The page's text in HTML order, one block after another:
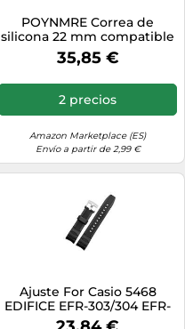
POYNMRE Correa de
silicona 22 mm compatible
con Casio Edifice EFR-303
EFR-304, resistente al agua
hombre(1white-Silver)
35,85 €
2 precios
Amazon Marketplace (ES)
Envío a partir de 2,99 €
Ajuste For Casio 5468
EDIFICE EFR-303/304 EFR-
516PB EFR-516 Pulsera De